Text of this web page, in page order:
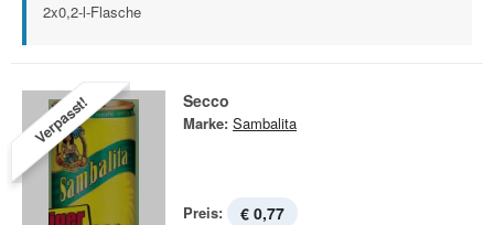
2x0,2-l-Flasche
Verpasst! Secco
Marke: Sambalita
Preis: € 0,77